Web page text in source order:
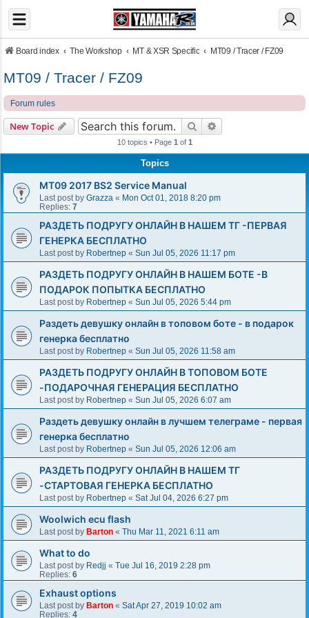
Board index The Workshop MT & XSR Specific MT09 / Tracer / FZ09
MT09 / Tracer / FZ09
Forum rules
New Topic Search
10 topics • Page 1 of 1
Topics
MT09 2017 BS2 Service Manual
Last post by Grazza « Mon Oct 01, 2018 8:20 pm
Replies: 7
РАЗДЕТЬ ПОДРУГУ ОНЛАЙН В НАШЕМ ТГ -ПЕРВАЯ
ГЕНЕРКА БЕСПЛАТНО
Last post by Robertnep « Sun Jul 05, 2026 11:17 pm
РАЗДЕТЬ ПОДРУГУ ОНЛАЙН В НАШЕМ БОТЕ -В
ПОДАРОК ПОПЫТКА БЕСПЛАТНО
Last post by Robertnep « Sun Jul 05, 2026 5:44 pm
Раздеть девушку онлайн в топовом боте - в подарок
генерка бесплатно
Last post by Robertnep « Sun Jul 05, 2026 11:58 am
РАЗДЕТЬ ПОДРУГУ ОНЛАЙН В ТОПОВОМ БОТЕ
-ПОДАРОЧНАЯ ГЕНЕРАЦИЯ БЕСПЛАТНО
Last post by Robertnep « Sun Jul 05, 2026 6:07 am
Раздеть девушку онлайн в лучшем телеграме - первая
генерка бесплатно
Last post by Robertnep « Sun Jul 05, 2026 12:06 am
РАЗДЕТЬ ПОДРУГУ ОНЛАЙН В НАШЕМ ТГ
-СТАРТОВАЯ ГЕНЕРКА БЕСПЛАТНО
Last post by Robertnep « Sat Jul 04, 2026 6:27 pm
Woolwich ecu flash
Last post by Barton « Thu Mar 11, 2021 6:11 am
What to do
Last post by Redjj « Tue Jul 16, 2019 2:28 pm
Replies: 6
Exhaust options
Last post by Barton « Sat Apr 27, 2019 10:02 am
Replies: 4